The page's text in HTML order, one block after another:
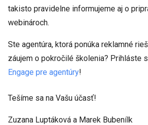
takisto pravidelne informujeme aj o
webinároch.
Ste agentúra, ktorá ponúka reklamné
záujem o pokročilé školenia? Prihláste
Engage pre agentúry!
Tešíme sa na Vašu účasť!
Zuzana Luptáková a Marek Bubenílk